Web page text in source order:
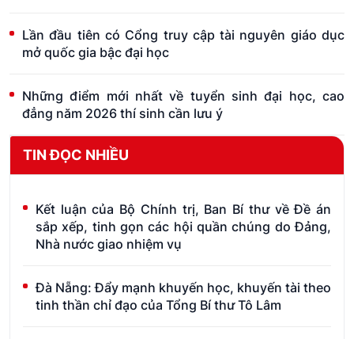
Lần đầu tiên có Cổng truy cập tài nguyên giáo dục
mở quốc gia bậc đại học
Những điểm mới nhất về tuyển sinh đại học, cao
đẳng năm 2026 thí sinh cần lưu ý
TIN ĐỌC NHIỀU
Kết luận của Bộ Chính trị, Ban Bí thư về Đề án
sắp xếp, tinh gọn các hội quần chúng do Đảng,
Nhà nước giao nhiệm vụ
Đà Nẵng: Đẩy mạnh khuyến học, khuyến tài theo
tinh thần chỉ đạo của Tổng Bí thư Tô Lâm